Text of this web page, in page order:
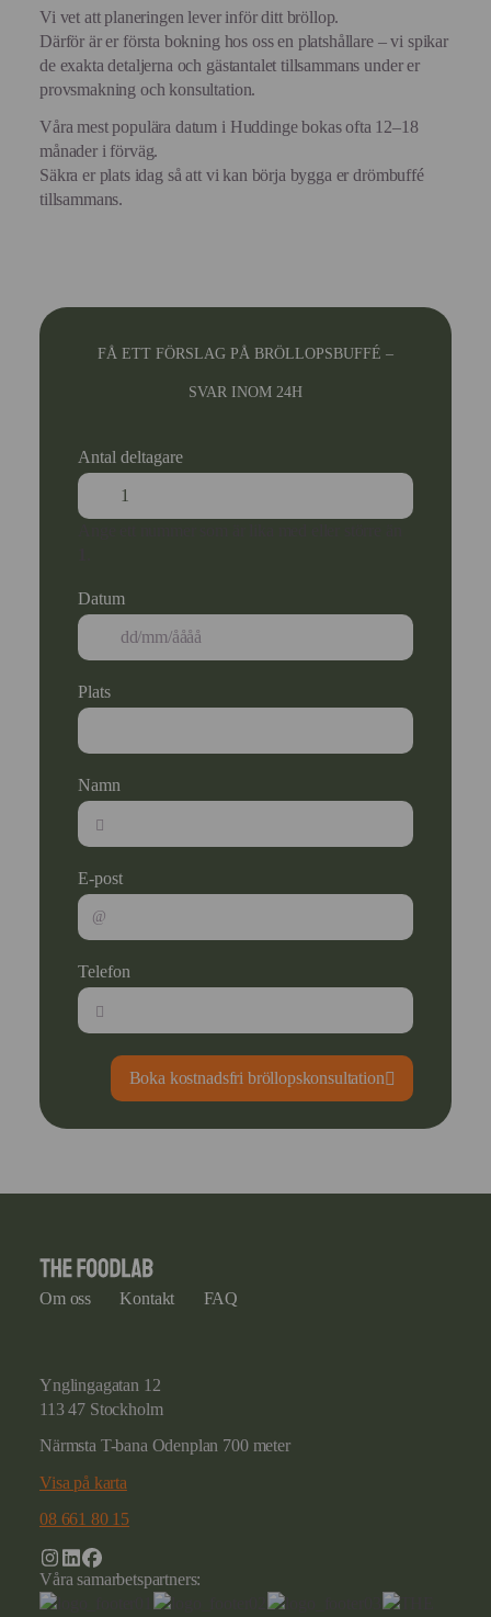
Vi vet att planeringen lever inför ditt bröllop.
Därför är er första bokning hos oss en platshållare – vi spikar
de exakta detaljerna och gästantalet tillsammans under er
provsmakning och konsultation.
Våra mest populära datum i Huddinge bokas ofta 12–18
månader i förväg.
Säkra er plats idag så att vi kan börja bygga er drömbuffé
tillsammans.
FÅ ETT FÖRSLAG PÅ BRÖLLOPSBUFFÉ –
SVAR INOM 24H
Antal deltagare
Datum
Plats
Namn
E-post
Telefon
Boka kostnadsfri bröllopskonsultation
Om oss Kontakt FAQ
Ynglingagatan 12
113 47 Stockholm
Närmsta T-bana Odenplan 700 meter
Visa på karta
08 661 80 15
Våra samarbetspartners: